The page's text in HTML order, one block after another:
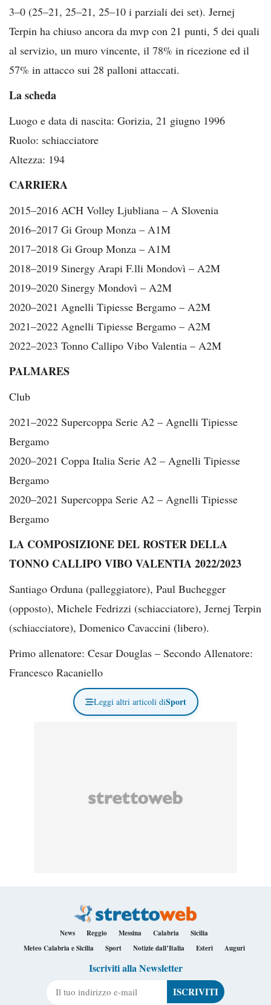
3–0 (25–21, 25–21, 25–10 i parziali dei set). Jernej
Terpin ha chiuso ancora da mvp con 21 punti, 5 dei quali
al servizio, un muro vincente, il 78% in ricezione ed il
57% in attacco sui 28 palloni attaccati.
La scheda
Luogo e data di nascita: Gorizia, 21 giugno 1996
Ruolo: schiacciatore
Altezza: 194
CARRIERA
2015–2016 ACH Volley Ljubliana – A Slovenia
2016–2017 Gi Group Monza – A1M
2017–2018 Gi Group Monza – A1M
2018–2019 Sinergy Arapi F.lli Mondovì – A2M
2019–2020 Sinergy Mondovì – A2M
2020–2021 Agnelli Tipiesse Bergamo – A2M
2021–2022 Agnelli Tipiesse Bergamo – A2M
2022–2023 Tonno Callipo Vibo Valentia – A2M
PALMARES
Club
2021–2022 Supercoppa Serie A2 – Agnelli Tipiesse
Bergamo
2020–2021 Coppa Italia Serie A2 – Agnelli Tipiesse
Bergamo
2020–2021 Supercoppa Serie A2 – Agnelli Tipiesse
Bergamo
LA COMPOSIZIONE DEL ROSTER DELLA
TONNO CALLIPO VIBO VALENTIA 2022/2023
Santiago Orduna (palleggiatore), Paul Buchegger
(opposto), Michele Fedrizzi (schiacciatore), Jernej Terpin
(schiacciatore), Domenico Cavaccini (libero).
Primo allenatore: Cesar Douglas – Secondo Allenatore:
Francesco Racaniello
Leggi altri articoli diSport
News Reggio Messina Calabria
Sicilia
Meteo Calabria e Sicilia
Sport Notizie dall’Italia Esteri Auguri
Iscriviti alla Newsletter